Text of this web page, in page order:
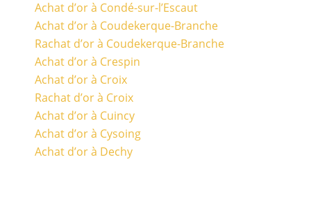
Achat d’or à Condé-sur-l’Escaut
Achat d’or à Coudekerque-Branche
Rachat d’or à Coudekerque-Branche
Achat d’or à Crespin
Achat d’or à Croix
Rachat d’or à Croix
Achat d’or à Cuincy
Achat d’or à Cysoing
Achat d’or à Dechy